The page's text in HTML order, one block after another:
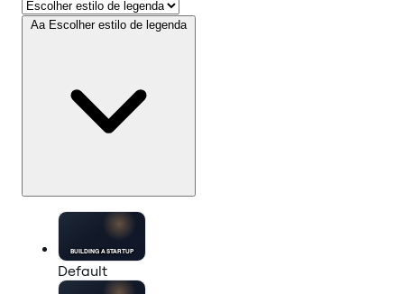
Aa Escolher estilo de legenda
BUILDING ASTARTUP
Default